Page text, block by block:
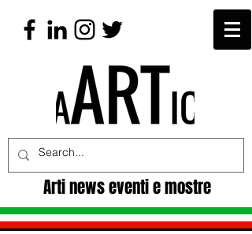
Arti news eventi e mostre